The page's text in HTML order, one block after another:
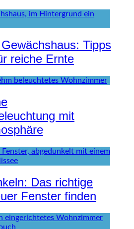
Tipps
reiche Ernte
mit
Das richtige
Fenster finden